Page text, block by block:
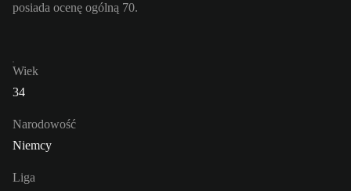
posiada ocenę ogólną 70.
Wiek
34
Narodowość
Niemcy
Liga